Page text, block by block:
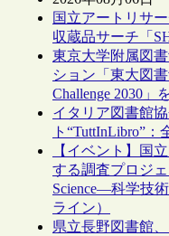
国立アートリサ
収蔵品サーチ「
東京大学附属図
ション「東大図
Challenge 2030」
イタリア図書館
ト“TuttInLibro”
【イベント】国
する調査プロジ
Science―科学技
ライン）
県立長野図書館